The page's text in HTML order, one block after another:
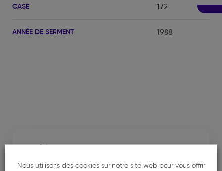
CASE 172
ANNÉE DE SERMENT 1988
Cabinet
FERRAND JEAN-FRANÇOIS
Nous utilisons des cookies sur notre site web pour vous offrir